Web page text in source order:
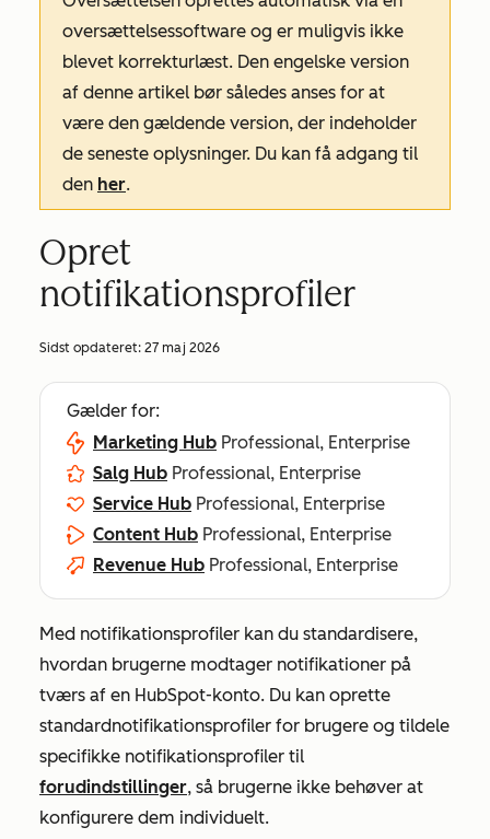
oversættelsessoftware og er muligvis ikke
blevet korrekturlæst. Den engelske version
af denne artikel bør således anses for at
være den gældende version, der indeholder
de seneste oplysninger. Du kan få adgang til
den her.
Opret
notifikationsprofiler
Sidst opdateret: 27 maj 2026
Gælder for:
Marketing Hub Professional, Enterprise
Salg Hub Professional, Enterprise
Service Hub Professional, Enterprise
Content Hub Professional, Enterprise
Revenue Hub Professional, Enterprise
Med notifikationsprofiler kan du standardisere,
hvordan brugerne modtager notifikationer på
tværs af en HubSpot-konto. Du kan oprette
standardnotifikationsprofiler for brugere og tildele
specifikke notifikationsprofiler til
forudindstillinger, så brugerne ikke behøver at
konfigurere dem individuelt.